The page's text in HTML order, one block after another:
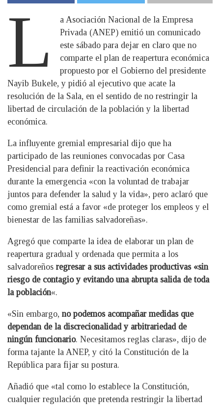
L
a Asociación Nacional de la Empresa
Privada (ANEP) emitió un comunicado
este sábado para dejar en claro que no
comparte el plan de reapertura económica
propuesto por el Gobierno del presidente
Nayib Bukele, y pidió al ejecutivo que acate la
resolución de la Sala, en el sentido de no restringir la
libertad de circulación de la población y la libertad
económica.
La influyente gremial empresarial dijo que ha
participado de las reuniones convocadas por Casa
Presidencial para definir la reactivación económica
durante la emergencia «con la voluntad de trabajar
juntos para defender la salud y la vida», pero aclaró que
como gremial está a favor «de proteger los empleos y el
bienestar de las familias salvadoreñas».
Agregó que comparte la idea de elaborar un plan de
reapertura gradual y ordenada que permita a los
salvadoreños regresar a sus actividades productivas «sin
riesgo de contagio y evitando una abrupta salida de toda
la población«.
«Sin embargo, no podemos acompañar medidas que
dependan de la discrecionalidad y arbitrariedad de
ningún funcionario. Necesitamos reglas claras», dijo de
forma tajante la ANEP, y citó la Constitución de la
República para fijar su postura.
Añadió que «tal como lo establece la Constitución,
cualquier regulación que pretenda restringir la libertad